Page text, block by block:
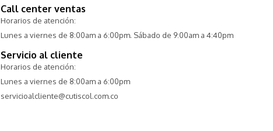
Call center ventas
Horarios de atención:
Lunes a viernes de 8:00am a 6:00pm. Sábado de 9:00am a 4:40pm
Servicio al cliente
Horarios de atención:
Lunes a viernes de 8:00am a 6:00pm
servicioalcliente@cutiscol.com.co